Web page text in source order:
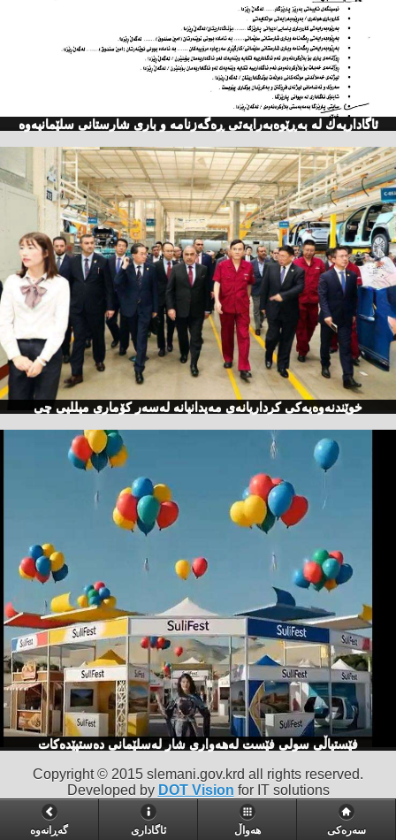
ئاگاداریه‌ك له‌ به‌ڕێوه‌به‌رایه‌تی ڕه‌گه‌زنامه‌ و باری شارستانی سلێمانیه‌وه‌
خوێندنەوەیەكی كرداریانەی مەیدانیانە لەسەر كۆماری میللیی چی
فێستیاڵی سولی فێست لەهەواری شار لەسلێمانی دەستپێدەكات
Copyright © 2015 slemani.gov.krd all rights reserved.
Developed by DOT Vision for IT solutions
سەرەکی هەواڵ ئاگاداری گه‌ڕانه‌وه‌